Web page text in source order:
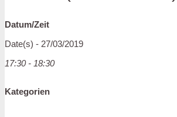
Datum/Zeit
Date(s) - 27/03/2019
17:30 - 18:30
Kategorien